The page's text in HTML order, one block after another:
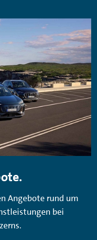
Angebote rund um
bei